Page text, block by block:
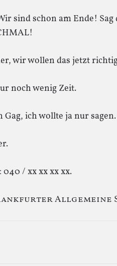
sind schon am Ende!
wir wollen das jetzt
noch wenig Zeit.
Gag, ich wollte ja nur
/ xx xx xx xx.
Allgemeine